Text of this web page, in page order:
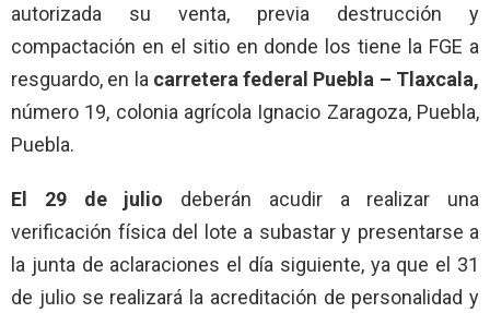
autorizada su venta, previa destrucción y
compactación en el sitio en donde los tiene la FGE a
resguardo, en la carretera federal Puebla – Tlaxcala,
número 19, colonia agrícola Ignacio Zaragoza, Puebla,
Puebla.
El 29 de julio deberán acudir a realizar una
verificación física del lote a subastar y presentarse a
la junta de aclaraciones el día siguiente, ya que el 31
de julio se realizará la acreditación de personalidad y